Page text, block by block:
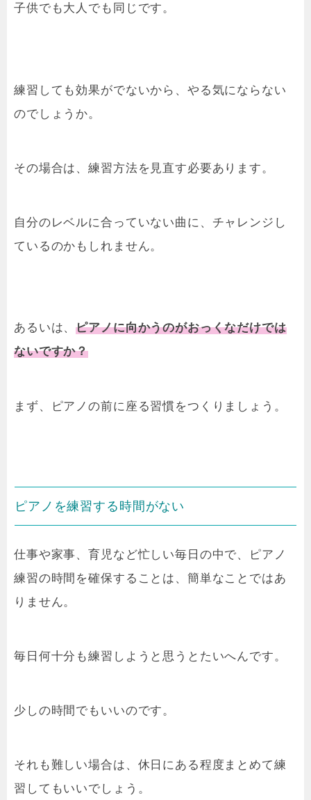
子供でも大人でも同じです。
練習しても効果がでないから、やる気にならない
のでしょうか。
その場合は、練習方法を見直す必要あります。
自分のレベルに合っていない曲に、チャレンジし
ているのかもしれません。
あるいは、ピアノに向かうのがおっくなだけでは
ないですか？
まず、ピアノの前に座る習慣をつくりましょう。
ピアノを練習する時間がない
仕事や家事、育児など忙しい毎日の中で、ピアノ
練習の時間を確保することは、簡単なことではあ
りません。
毎日何十分も練習しようと思うとたいへんです。
少しの時間でもいいのです。
それも難しい場合は、休日にある程度まとめて練
習してもいいでしょう。